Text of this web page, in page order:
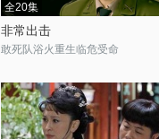
全20集
非常出击
敢死队浴火重生临危受命